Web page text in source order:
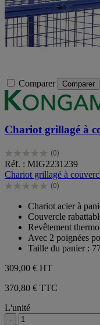
Comparer Comparer
Chariot grillagé à
(0)
0.0
sur
5
étoiles.
Réf. : MIG2231239
Chariot grillagé à
(0)
0.0
étoiles.
Chariot acier à
Couvercle
Revêtement
Avec 2 poignées
Taille du panier :
309,00 € HT
370,80 € TTC
L'unité
-